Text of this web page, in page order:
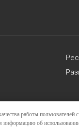
Copyright
работы пользователей
об